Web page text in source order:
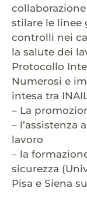
stilare le linee
controlli nei
la salute dei
Protocollo
Numerosi e
intesa tra
– La
– l’assistenza
lavoro
– la
sicurezza
Pisa e Siena